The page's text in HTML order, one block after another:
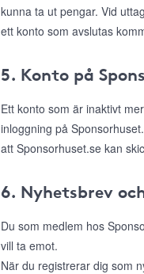
kunna ta ut pengar. Vid
ett konto som avslutas
5. Konto på
Ett konto som är inaktivt
inloggning på
att Sponsorhuset.se kan
6. Nyhetsbrev
Du som medlem hos
vill ta emot.
När du registrerar dig som